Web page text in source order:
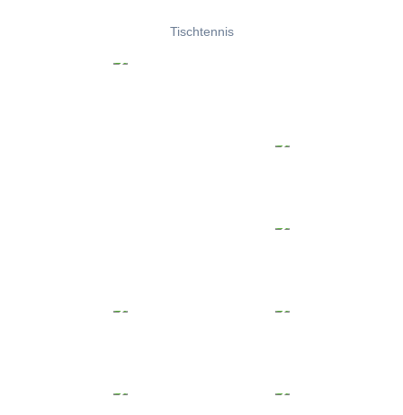
Tischtennis